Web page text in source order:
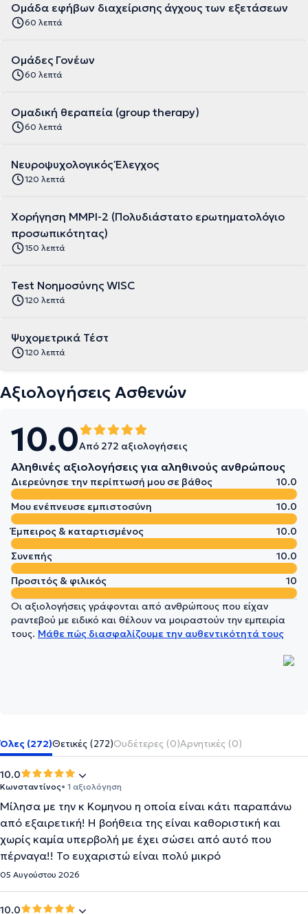
Ομάδα εφήβων διαχείρισης άγχους των εξετάσεων
60 λεπτά
Ομάδες Γονέων
60 λεπτά
Ομαδική θεραπεία (group therapy)
60 λεπτά
Νευροψυχολογικός Έλεγχος
120 λεπτά
Χορήγηση MMPI-2 (Πολυδιάστατο ερωτηματολόγιο
προσωπικότητας)
150 λεπτά
Test Νοημοσύνης WISC
120 λεπτά
Ψυχομετρικά Τέστ
120 λεπτά
Αξιολογήσεις Ασθενών
10.0Από 272 αξιολογήσεις
Αληθινές αξιολογήσεις για αληθινούς ανθρώπους
Διερεύνησε την περίπτωσή μου σε βάθος
10.0
Μου ενέπνευσε εμπιστοσύνη
10.0
Έμπειρος & καταρτισμένος
10.0
Συνεπής
10.0
Προσιτός & φιλικός
10
Οι αξιολογήσεις γράφονται από ανθρώπους που είχαν
ραντεβού με ειδικό και θέλουν να μοιραστούν την εμπειρία
τους. Μάθε πώς διασφαλίζουμε την αυθεντικότητά τους
Όλες (272)Θετικές (272)Ουδέτερες (0)Αρνητικές (0)
10.0
Κωνσταντίνος• 1 αξιολόγηση
Μίλησα με την κ Κομηνου η οποία είναι κάτι παραπάνω
από εξαιρετική! Η βοήθεια της είναι καθοριστική και
χωρίς καμία υπερβολή με έχει σώσει από αυτό που
πέρναγα!! Το ευχαριστώ είναι πολύ μικρό
05 Αυγούστου 2026
10.0